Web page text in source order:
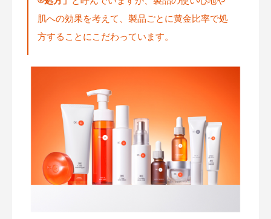
肌への効果を考えて、製品ごとに黄金比率で処
方することにこだわっています。